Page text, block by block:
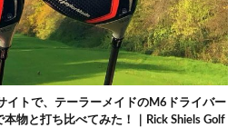
イトで、テーラーメイドのM6ドライバー
物と打ち比べてみた！｜Rick Shiels Golf